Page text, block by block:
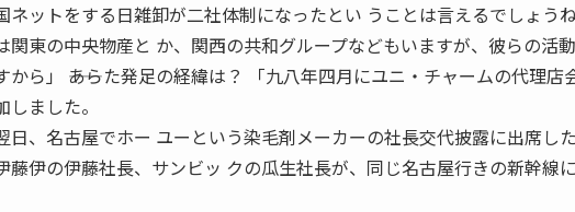
ネットをする日雑卸が二社体制になったとい うことは言えるでしょうね
関東の中央物産と か、関西の共和グループなどもいますが、彼らの活
から」 ――あらた発足の経緯は？ 「九八年四月にユニ・チャームの代理
しました。
日、名古屋でホー ユーという染毛剤メーカーの社長交代披露に出席し
藤伊の伊藤社長、サンビッ クの瓜生社長が、同じ名古屋行きの新幹線